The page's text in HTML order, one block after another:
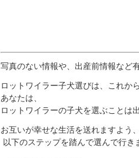
写真のない情報や、出産前情報など
ロットワイラー子犬選びは、これか
あなたは、
ロットワイラーの子犬を選ぶことは
お互いが幸せな生活を送れますよう
以下のステップを踏んで選んで行き